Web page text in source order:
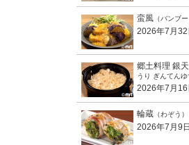
蛮風 （バンブー
2026年7月
郷土料理 銀
うり ぎんてんゆ
2026年7月
輪蔵 （わぞう）
2026年7月9